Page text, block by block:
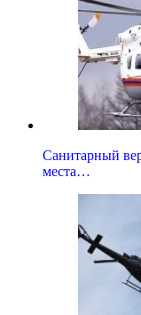
Санитарный
места…